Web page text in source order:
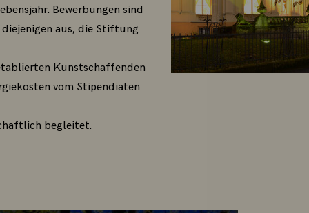
Bewerbungen sind
aus, die Stiftung
Kunstschaffenden
vom Stipendiaten
begleitet.